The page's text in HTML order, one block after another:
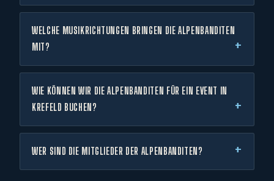
WELCHE MUSIKRICHTUNGEN BRINGEN DIE ALPENBANDITEN
MIT?
WIE KÖNNEN WIR DIE ALPENBANDITEN FÜR EIN EVENT IN
KREFELD BUCHEN?
WER SIND DIE MITGLIEDER DER ALPENBANDITEN?